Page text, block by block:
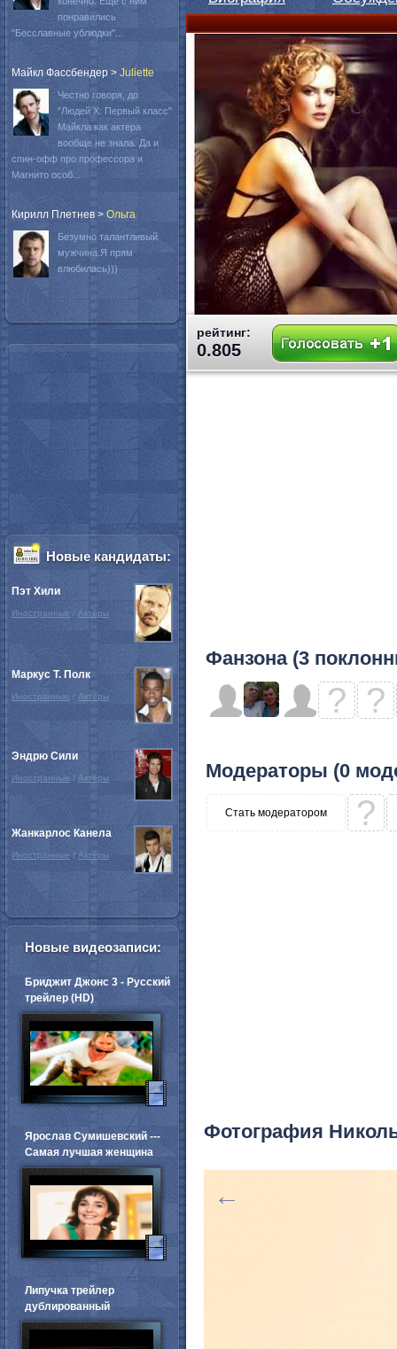
рейтинг:
0.805
Фанзона (3
? ?
Модераторы (0
Стать модератором ?
Фотография
←
понравились
"Бесславные ублюдки"...
Майкл Фассбендер > Juliette
Честно говоря, до
"Людей Х: Первый класс"
Майкла как актера
вообще не знала. Да и
спин-офф про профессора и
Магнито особ...
Кирилл Плетнев > Oльга
Безумно талантливый
мужчина.Я прям
влюбилась)))
Новые кандидаты:
Пэт Хили
Иностранные / Актёры
Маркус Т. Полк
Иностранные / Актёры
Эндрю Сили
Иностранные / Актёры
Жанкарлос Канела
Иностранные / Актёры
Новые видеозаписи:
Бриджит Джонс 3 - Русский
трейлер (HD)
Ярослав Сумишевский ---
Самая лучшая женщина
Липучка трейлер
дублированный